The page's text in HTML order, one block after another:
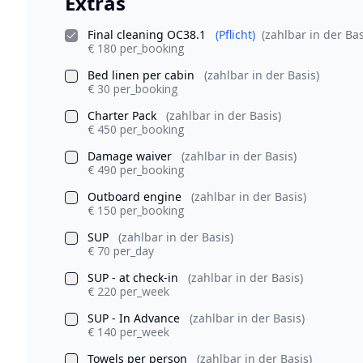
Final cleaning OC38.1 (Pflicht) (zahlbar in der
€ 180 per_booking
Bed linen per cabin
(zahlbar in der Basis)
€ 30 per_booking
Charter Pack
(zahlbar in der Basis)
€ 450 per_booking
Damage waiver
(zahlbar in der Basis)
€ 490 per_booking
Outboard engine
(zahlbar in der Basis)
€ 150 per_booking
SUP
(zahlbar in der Basis)
€ 70 per_day
SUP - at check-in
(zahlbar in der Basis)
€ 220 per_week
SUP - In Advance
(zahlbar in der Basis)
€ 140 per_week
Towels per person
(zahlbar in der Basis)